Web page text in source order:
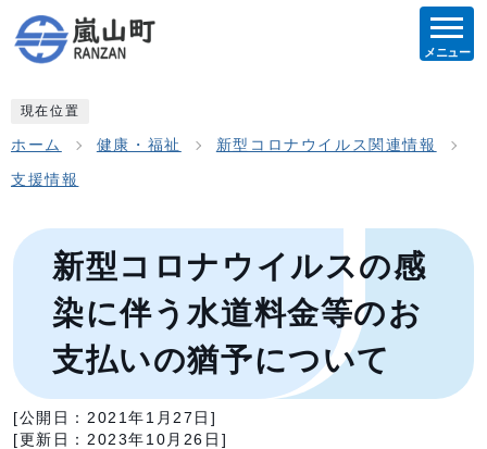
メニュー
現在位置
ホーム 健康・福祉 新型コロナウイルス関連情報
支援情報
新型コロナウイルスの感
染に伴う水道料金等のお
支払いの猶予について
[公開日： 2021年1月27日 ]
[更新日： 2023年10月26日 ]